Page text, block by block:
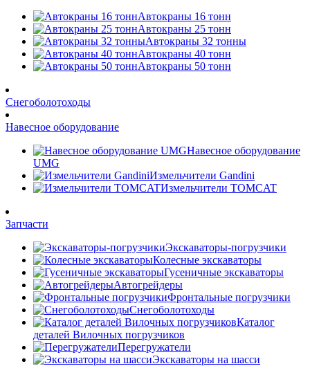
Автокраны 16 тонн
Автокраны 25 тонн
Автокраны 32 тонны
Автокраны 40 тонн
Автокраны 50 тонн
Снегоболотоходы
Навесное оборудование
Навесное оборудование
UMG
Измельчители Gandini
Измельчители TOMCAT
Запчасти
Экскаваторы-погрузчики
Колесные экскаваторы
Гусеничные экскаваторы
Автогрейдеры
Фронтальные погрузчики
Снегоболотоходы
Каталог
деталей Вилочных погрузчиков
Перегружатели
Экскаваторы на шасси